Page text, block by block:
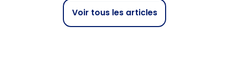
Voir tous les articles